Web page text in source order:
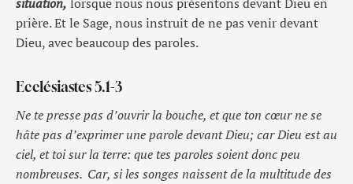
prière. Et le Sage, nous instruit de ne pas venir devant
Dieu, avec beaucoup des paroles.
Ecclésiastes 5.1-3
Ne te presse pas d’ouvrir la bouche, et que ton cœur ne se
hâte pas d’exprimer une parole devant Dieu; car Dieu est au
ciel, et toi sur la terre: que tes paroles soient donc peu
nombreuses. Car, si les songes naissent de la multitude des